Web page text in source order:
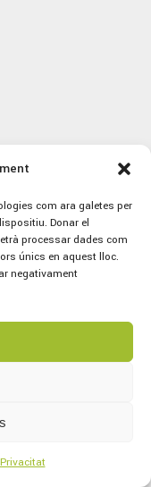
com ara galetes per
Donar el
processar dades com
únics en aquest lloc.
negativament